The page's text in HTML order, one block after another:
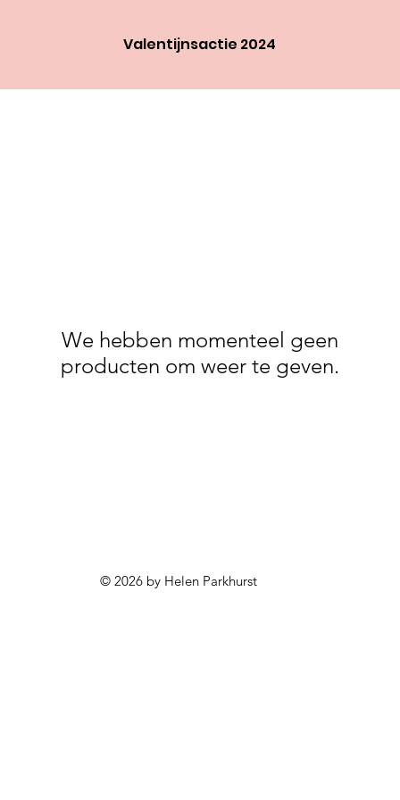
Valentijnsactie 2024
We hebben momenteel geen
producten om weer te geven.
© 2026 by Helen Parkhurst